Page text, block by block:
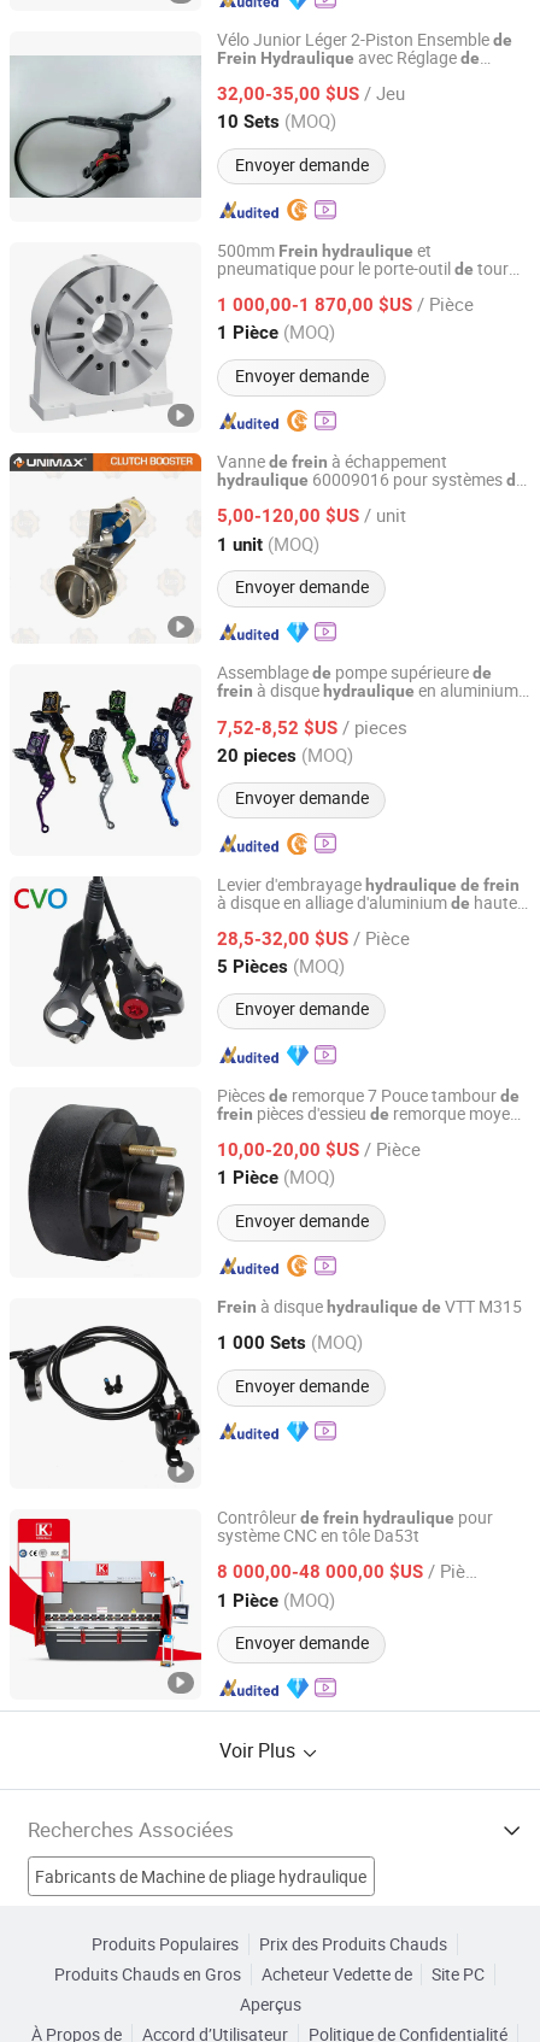
Vélo Junior Léger 2-Piston Ensemblede
Frein Hydraulique avec Réglagede
32,00-35,00 $US / Jeu
10 Sets (MOQ)
Envoyer demande
Anhui Liteduro Technology Co., Ltd.
Anhui, China Depuis 2019
500mm Frein hydraulique et
pneumatique pour le porte-outilde tour
1 000,00-1 870,00 $US / Pièce
1 Pièce (MOQ)
Envoyer demande
Zhejiang Guanxinhong Intelligent Technology Co., Ltd.
Zhejiang, China Depuis 2022
Vannede frein à échappement
hydraulique 60009016 pour systèmesde
5,00-120,00 $US / unit
1 unit (MOQ)
Envoyer demande
SHANDONG SEAWELL INDUSTRIAL ENGINEERING CO.,
Shandong, China Depuis 2025
Assemblagede pompe supérieurede
frein à disque hydraulique en aluminium
accessoire depompedefrein
d'embrayage
7,52-8,52 $US / pieces
20 pieces (MOQ)
Envoyer demande
Changzhou Showhum Precision Technology Co., Ltd.
Jiangsu, China Depuis 2022
Levier d'embrayagehydraulique de frein
à disque en alliage d'aluminiumde haute
28,5-32,00 $US / Pièce
5 Pièces (MOQ)
Envoyer demande
Guangzhou Tangze Motorcycle Parts Co., Ltd.
Guangdong, China Depuis 2026
Piècesde remorque 7 Pouce tambourde
frein pièces d'essieu de remorque moyeu
freins à tambour électriques
10,00-20,00 $US / Pièce
1 Pièce (MOQ)
Envoyer demande
Qingdao Tsingleader Industry Co., Ltd.
Shandong, China Depuis 2022
Frein à disque hydraulique de VTT M315
1 000 Sets (MOQ)
Envoyer demande
Hebei Hongchi Bicycles Co., Ltd
Hebei, China Depuis 2014
Contrôleurde frein hydraulique pour
système CNC en tôle Da53t
8 000,00-48 000,00 $US / Pièce
1 Pièce (MOQ)
Envoyer demande
Nanjing Jinqiu CNC Machine Tool Co., Ltd.
Jiangsu, China Depuis 2010
Voir Plus
Recherches Associées
Fabricants de Machine de pliage hydraulique
Fabricants de Frein hydraulique électrique
Produits Populaires
Prix des Produits Chauds
Produits Chauds en Gros
Acheteur Vedette de
Site PC
Aperçus
À Propos de
Accord d’Utilisateur Politique de Confidentialité